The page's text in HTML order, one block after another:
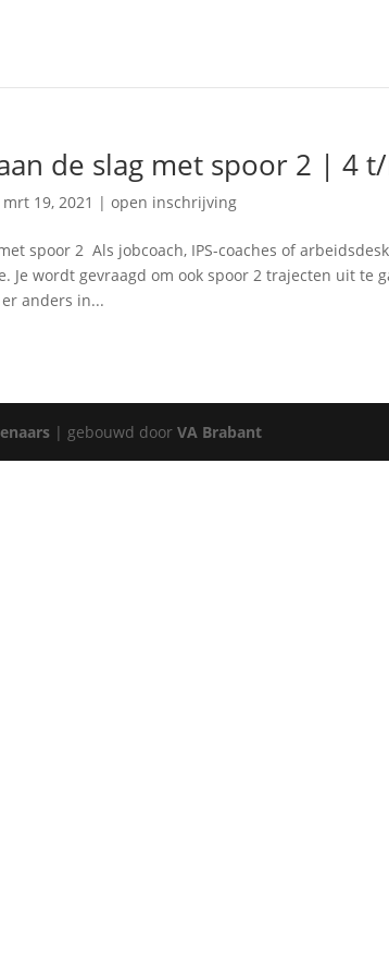
de slag met spoor 2 | 4
mrt 19, 2021 |open inschrijving
spoor 2 Als jobcoach, IPS-coaches of
Je wordt gevraagd om ook spoor 2 trajecten uit te
anders in...
| gebouwd doorVA Brabant